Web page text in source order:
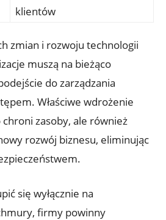
klientów
zmian i rozwoju technologii
muszą na bieżąco
do zarządzania
Właściwe wdrożenie
zasoby, ale również
‌rozwój ⁤biznesu, eliminując
⁣się wyłącznie na
firmy powinny